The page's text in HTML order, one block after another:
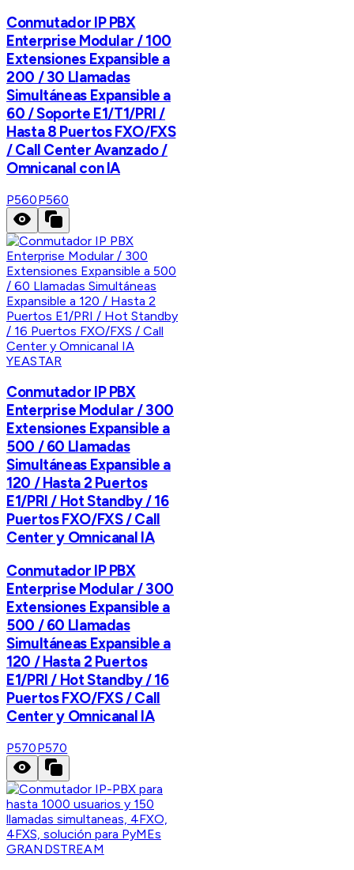
Conmutador IP PBX
Enterprise Modular / 100
Extensiones Expansible a
200 / 30 Llamadas
Simultáneas Expansible a
60 / Soporte E1/T1/PRI /
Hasta 8 Puertos FXO/FXS
/ Call Center Avanzado /
Omnicanal con IA
P560P560
YEASTAR
Conmutador IP PBX
Enterprise Modular / 300
Extensiones Expansible a
500 / 60 Llamadas
Simultáneas Expansible a
120 / Hasta 2 Puertos
E1/PRI / Hot Standby / 16
Puertos FXO/FXS / Call
Center y Omnicanal IA
Conmutador IP PBX
Enterprise Modular / 300
Extensiones Expansible a
500 / 60 Llamadas
Simultáneas Expansible a
120 / Hasta 2 Puertos
E1/PRI / Hot Standby / 16
Puertos FXO/FXS / Call
Center y Omnicanal IA
P570P570
GRANDSTREAM